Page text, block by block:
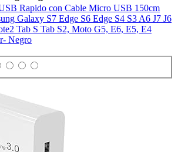
Rapido con Cable Micro USB 150cm
Galaxy S7 Edge S6 Edge S4 S3 A6 J7 J6
Tab S Tab S2, Moto G5, E6, E5, E4
Negro